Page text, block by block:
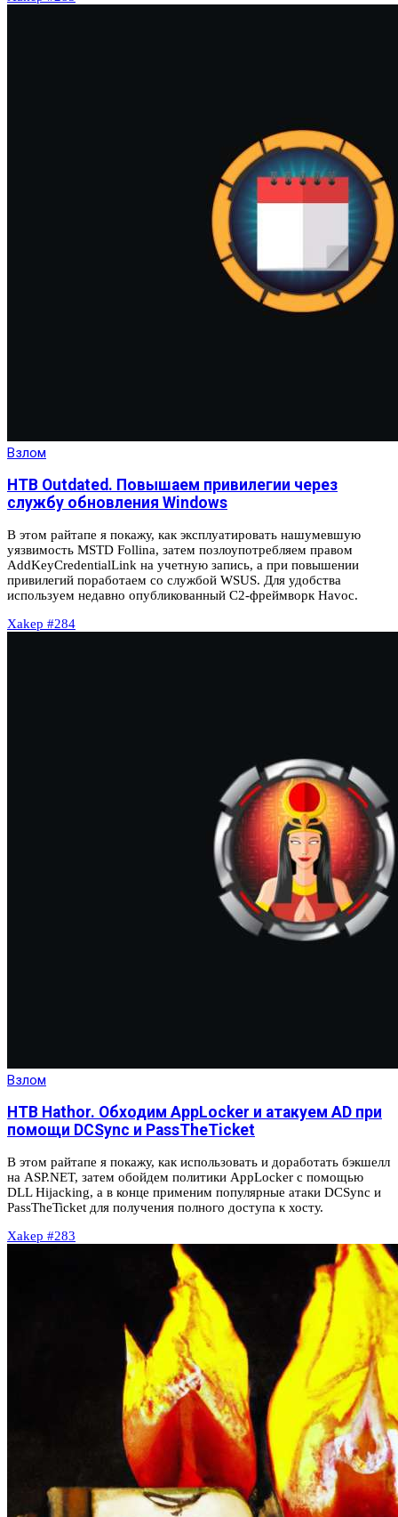
Взлом
HTB Outdated. Повышаем привилегии через
службу обновления Windows
В этом райтапе я покажу, как эксплуатировать нашумевшую
уязвимость MSTD Follina, затем позлоупотребляем правом
AddKeyCredentialLink на учетную запись, а при повышении
привилегий поработаем со службой WSUS. Для удобства
используем недавно опубликованный C2-фреймворк Havoc.
Xakep #284
Взлом
HTB Hathor. Обходим AppLocker и атакуем AD при
помощи DCSync и PassTheTicket
В этом райтапе я покажу, как использовать и доработать бэкшелл
на ASP.NET, затем обойдем политики AppLocker с помощью
DLL Hijacking, а в конце применим популярные атаки DCSync и
PassTheTicket для получения полного доступа к хосту.
Xakep #283